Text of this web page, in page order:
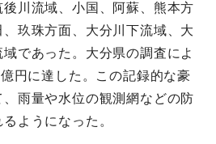
川流域、小国、阿蘇、熊本方
玖珠方面、大分川下流域、大
であった。大分県の調査によ
円に達した。この記録的な豪
雨量や水位の観測網などの防
ようになった。